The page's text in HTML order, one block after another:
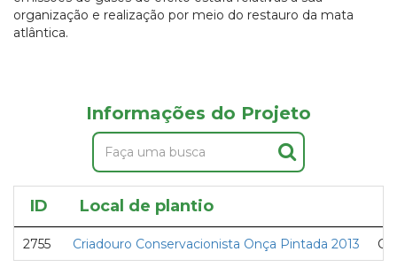
organização e realização por meio do restauro da mata
atlântica.
Informações do Projeto
ID Local de plantio
2755 Criadouro Conservacionista Onça Pintada 2013